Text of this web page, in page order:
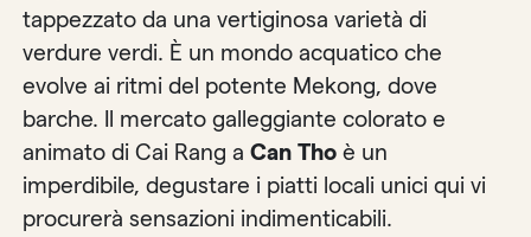
tappezzato da una vertiginosa varietà di
verdure verdi. È un mondo acquatico che
evolve ai ritmi del potente Mekong, dove
barche. Il mercato galleggiante colorato e
animato di Cai Rang aCan Tho è un
imperdibile, degustare i piatti locali unici qui vi
procurerà sensazioni indimenticabili.